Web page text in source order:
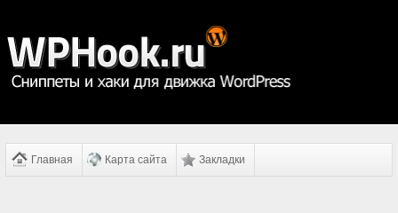
Главная Карта сайта Закладки